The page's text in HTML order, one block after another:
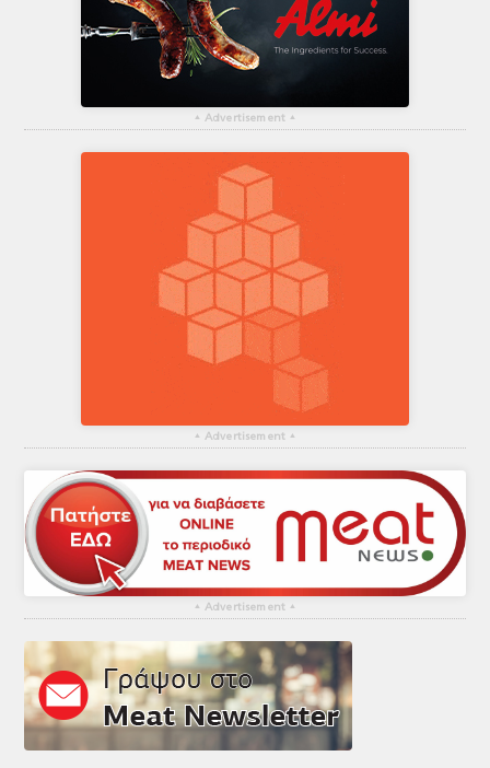
▴ Advertisement ▴
▴ Advertisement ▴
▴ Advertisement ▴